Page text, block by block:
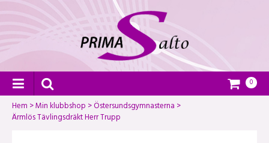
0
Hem >Min klubbshop >Östersundsgymnasterna >
Ärmlös Tävlingsdräkt Herr Trupp